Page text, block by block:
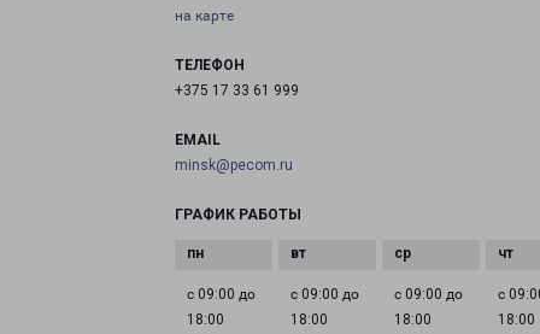
на карте
ТЕЛЕФОН
+375 17 33 61 999
EMAIL
minsk@pecom.ru
ГРАФИК РАБОТЫ
с 09:00 до
18:00
с 09:00 до
18:00
с 09:00 до
18:00
с
18:00